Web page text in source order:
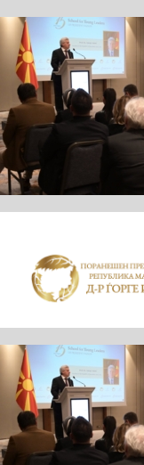
ПОЧЕТНА